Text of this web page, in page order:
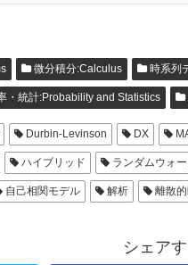
微分積分:Calculus 時系列
・統計:Probability and Statistics
Durbin-Levinson DX
ハイブリッド ランダムウォー
自己相関モデル 解析 離散
シェア